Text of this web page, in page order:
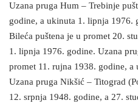
Uzana pruga Hum – Trebinje
godine, a ukinuta 1. lipnja 1976.
Bileća puštena je u promet 20.
1. lipnja 1976. godine. Uzana
promet 11. rujna 1938. godine,
Uzana pruga Nikšić – Titograd
12. srpnja 1948. godine, a 27.